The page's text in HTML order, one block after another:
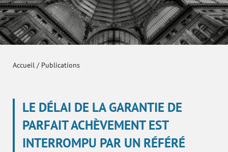
Accueil / Publications
LE DÉLAI DE LA GARANTIE DE
PARFAIT ACHÈVEMENT EST
INTERROMPU PAR UN RÉFÉRÉ